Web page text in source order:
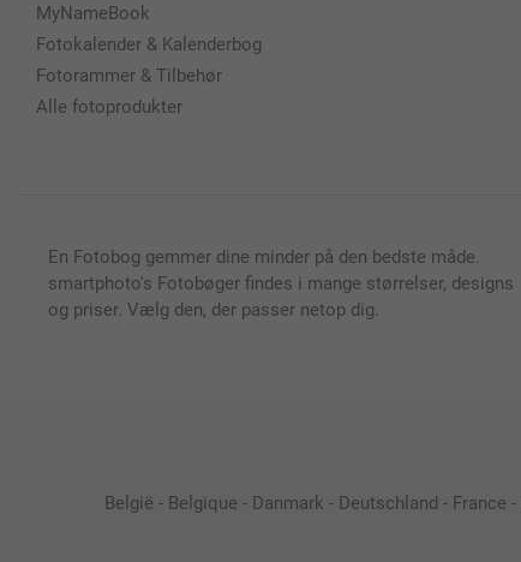
MyNameBook
Fotokalender & Kalenderbog
Fotorammer & Tilbehør
Alle fotoprodukter
En Fotobog gemmer dine minder på den bedste måde.
smartphoto's Fotobøger findes i mange størrelser, designs
og priser. Vælg den, der passer netop dig.
België - Belgique - Danmark - Deutschland - France -